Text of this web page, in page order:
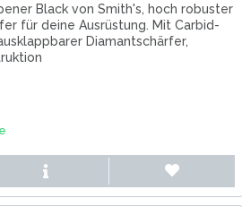
Black von Smith's, hoch robuster
für deine Ausrüstung. Mit Carbid-
Diamantschärfer,